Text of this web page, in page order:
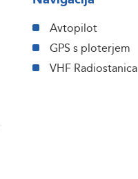
Avtopilot
GPS s ploterjem
VHF Radiostanica